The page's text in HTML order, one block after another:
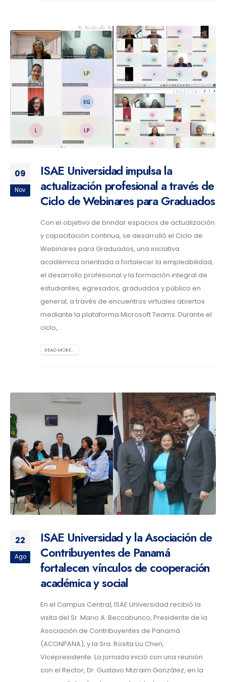
09
Nov
ISAE Universidad impulsa la
actualización profesional a través de
Ciclo de Webinares para Graduados
Con el objetivo de brindar espacios de actualización
y capacitación continua, se desarrolló el Ciclo de
Webinares para Graduados, una iniciativa
académica orientada a fortalecer la empleabilidad,
el desarrollo profesional y la formación integral de
estudiantes, egresados, graduados y público en
general, a través de encuentros virtuales abiertos
mediante la plataforma Microsoft Teams. Durante el
ciclo,...
READ MORE...
22
Ago
ISAE Universidad y la Asociación de
Contribuyentes de Panamá
fortalecen vínculos de cooperación
académica y social
En el Campus Central, ISAE Universidad recibió la
visita del Sr. Mario A. Beccabunco, Presidente de la
Asociación de Contribuyentes de Panamá
(ACONPANA), y la Sra. Rosita Liu Chen,
Vicepresidente. La jornada inició con una reunión
con el Rector, Dr. Gustavo Mizraim González, en la